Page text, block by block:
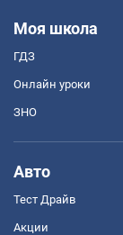
Моя школа
ГДЗ
Онлайн уроки
ЗНО
Авто
Тест Драйв
Акции